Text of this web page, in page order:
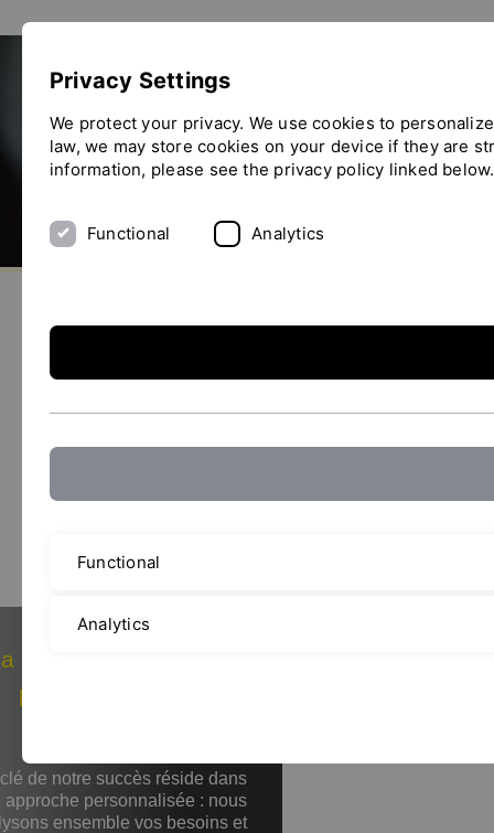
Show convenient version of this site
Don't show this message again
Que vous ayez besoin de systèmes de dissolution de
meilleure technologie
pour votre application
de notre succès réside dans
approche personnalisée : nous
ensemble vos besoins et
Privacy Settings
We protect your privacy. We use cookies to
law, we may store cookies on your device if they are
information, please see the privacy policy linked below.
Functional Analytics
Functional
Analytics